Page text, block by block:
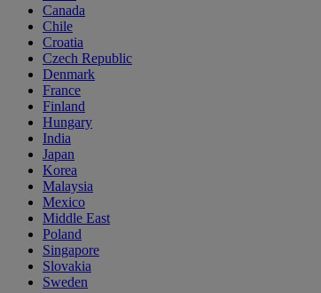
Canada
Chile
Croatia
Czech Republic
Denmark
France
Finland
Hungary
India
Japan
Korea
Malaysia
Mexico
Middle East
Poland
Singapore
Slovakia
Sweden